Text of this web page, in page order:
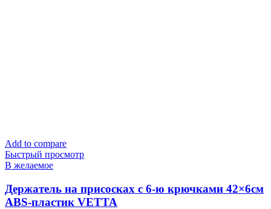
Add to compare
Быстрый просмотр
В желаемое
Держатель на присосках с 6-ю крючками 42×6см
ABS-пластик VETTA